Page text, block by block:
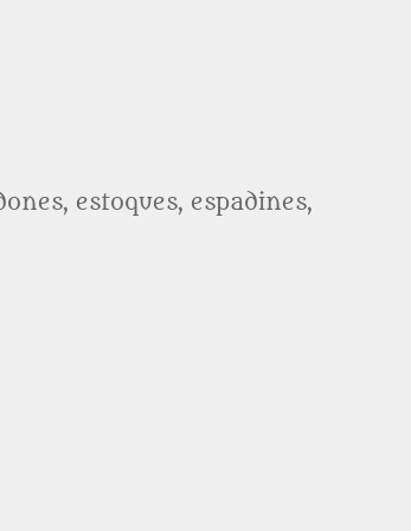
estoques, espadines,